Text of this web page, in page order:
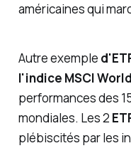
américaines qui
Autre exemple
l'indice MSCI World
performances des
mondiales. Les 2
plébiscités par les